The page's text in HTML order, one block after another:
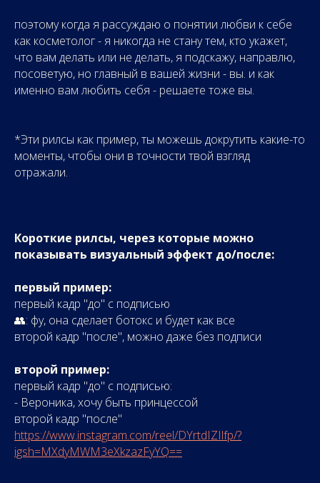
поэтому когда я рассуждаю о понятии любви к себе
как косметолог - я никогда не стану тем, кто укажет,
что вам делать или не делать, я подскажу, направлю,
посоветую, но главный в вашей жизни - вы. и как
именно вам любить себя - решаете тоже вы.
*Эти рилсы как пример, ты можешь докрутить какие-то
моменты, чтобы они в точности твой взгляд
отражали.
Короткие рилсы, через которые можно
показывать визуальный эффект до/после:
первый пример:
первый кадр "до" с подписью
👥: фу, она сделает ботокс и будет как все
второй кадр "после", можно даже без подписи
второй пример:
первый кадр "до" с подписью:
- Вероника, хочу быть принцессой
второй кадр "после"
https://www.instagram.com/reel/DYrtdIZIlfp/?
igsh=MXdyMWM3eXkzazFyYQ==